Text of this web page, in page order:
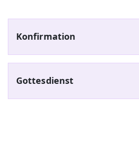
Konfirmation
Gottesdienst